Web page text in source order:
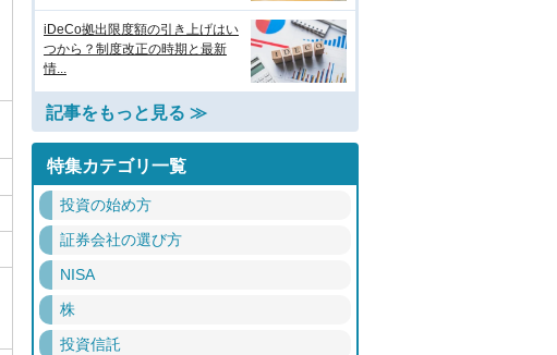
iDeCo拠出限度額の引き上げはい
つから？制度改正の時期と最新
情...
記事をもっと見る ≫
特集カテゴリ一覧
投資の始め方
証券会社の選び方
NISA
株
投資信託